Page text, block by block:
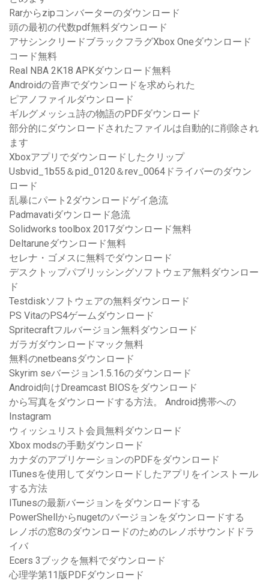
Rarからzipコンバーターのダウンロード
頭の最初の代数pdf無料ダウンロード
アサシンクリードブラックフラグXbox Oneダウンロード
コード無料
Real NBA 2K18 APKダウンロード無料
Androidの音声でダウンロードを求められた
ピアノファイルダウンロード
ギルグメッシュ詩の物語のPDFダウンロード
部分的にダウンロードされたファイルは自動的に削除され
ます
Xboxアプリでダウンロードしたクリップ
Usbvid_1b55＆pid_0120＆rev_0064ドライバーのダウン
ロード
乱暴にパート2ダウンロードゲイ急流
Padmavatiダウンロード急流
Solidworks toolbox 2017ダウンロード無料
Deltaruneダウンロード無料
セレナ・ゴメスに無料でダウンロード
デスクトップパブリッシングソフトウェア無料ダウンロー
ド
Testdiskソフトウェアの無料ダウンロード
PS VitaのPS4ゲームダウンロード
Spritecraftフルバージョン無料ダウンロード
ガラガダウンロードマック無料
無料のnetbeansダウンロード
Skyrim seバージョン1.5.16のダウンロード
Android向けDreamcast BIOSをダウンロード
から写真をダウンロードする方法。 Android携帯への
Instagram
ウィッシュリスト会員無料ダウンロード
Xbox modsの手動ダウンロード
カナダのアプリケーションのPDFをダウンロード
ITunesを使用してダウンロードしたアプリをインストール
する方法
ITunesの最新バージョンをダウンロードする
PowerShellからnugetのバージョンをダウンロードする
レノボの窓8のダウンロードのためのレノボサウンドドラ
イバ
Ecers 3ブックを無料でダウンロード
心理学第11版PDFダウンロード